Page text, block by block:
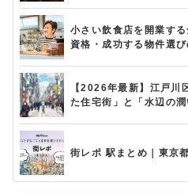
小さい飲食店を開業す
資格・成功する物件選
【2026年最新】江戸川
た住宅街」と「水辺の
街レポ 駅まとめ｜東京